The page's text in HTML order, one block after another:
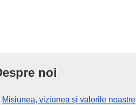
noi
Misiunea, viziunea și valorile noastre